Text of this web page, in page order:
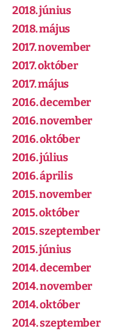
2018. június
2018. május
2017. november
2017. október
2017. május
2016. december
2016. november
2016. október
2016. július
2016. április
2015. november
2015. október
2015. szeptember
2015. június
2014. december
2014. november
2014. október
2014. szeptember